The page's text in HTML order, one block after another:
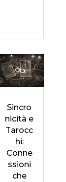
Sincro
nicità e
Tarocc
hi:
Conne
ssioni
che